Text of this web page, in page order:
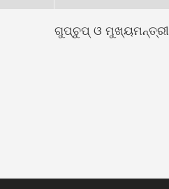
ଗୁପ୍ଚୁପ୍ ଓ ମୁଖ୍ୟମନ୍ତ୍ରୀ